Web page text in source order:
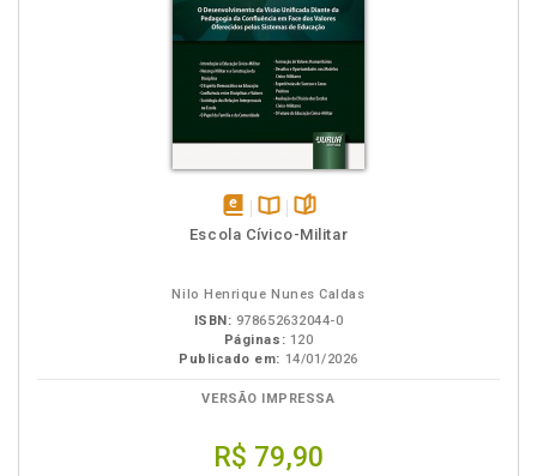
disponívelDisponível
páginas
Escola Cívico-Militar
Nilo Henrique Nunes Caldas
ISBN: 978652632044-0
Páginas: 120
Publicado em: 14/01/2026
VERSÃO IMPRESSA
R$ 79,90